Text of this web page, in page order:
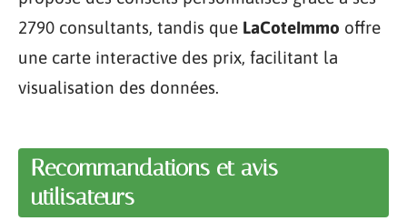
2790 consultants, tandis que LaCoteImmo offre
une carte interactive des prix, facilitant la
visualisation des données.
Recommandations et avis
utilisateurs